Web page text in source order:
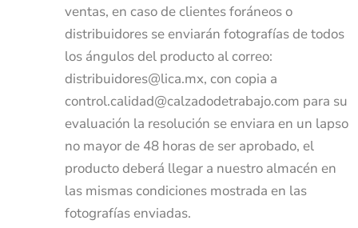
ventas, en caso de clientes foráneos o
distribuidores se enviarán fotografías de todos
los ángulos del producto al correo:
distribuidores@lica.mx, con copia a
control.calidad@calzadodetrabajo.com para su
evaluación la resolución se enviara en un lapso
no mayor de 48 horas de ser aprobado, el
producto deberá llegar a nuestro almacén en
las mismas condiciones mostrada en las
fotografías enviadas.